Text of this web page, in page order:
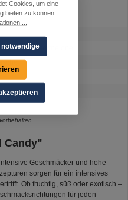
Wassermelone
Candy"
Geschmäcker und hohe
sorgen für ein intensives
Ob fruchtig, süß oder exotisch –
für jeden
Cookies, um eine
bieten zu können.
...